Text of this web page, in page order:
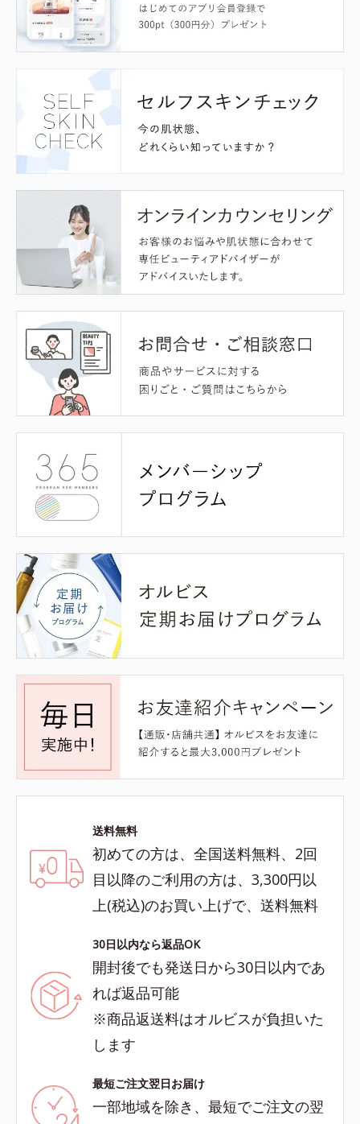
送料無料
初めての方は、全国送料無料、2回
目以降のご利用の方は、3,300円以
上(税込)のお買い上げで、送料無料
30日以内なら返品OK
開封後でも発送日から30日以内であ
れば返品可能
※商品返送料はオルビスが負担いた
します
最短ご注文翌日お届け
一部地域を除き、最短でご注文の翌